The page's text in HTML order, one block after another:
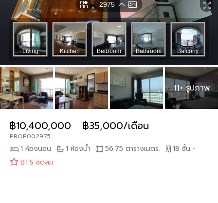
11+ รูปภาพ
฿10,400,000 ฿35,000/เดือน
PROP002975
1 ห้องนอน 1 ห้องน้ำ 56.75 ตารางเมตร. 18 ชั้น -
BTS ชิดลม